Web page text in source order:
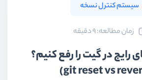
سیستم کنترل نسخه
ﺯﻣﺎﻥ ﻣﻄﺎﻟﻌﻪ: 9 دقیقه
رایج در گیت را رفع کنیم؟